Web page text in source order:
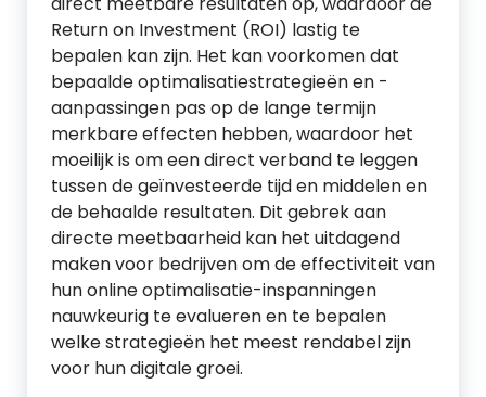
Return on Investment (ROI) lastig te
bepalen kan zijn. Het kan voorkomen dat
bepaalde optimalisatiestrategieën en -
aanpassingen pas op de lange termijn
merkbare effecten hebben, waardoor het
moeilijk is om een direct verband te leggen
tussen de geïnvesteerde tijd en middelen en
de behaalde resultaten. Dit gebrek aan
directe meetbaarheid kan het uitdagend
maken voor bedrijven om de effectiviteit van
hun online optimalisatie-inspanningen
nauwkeurig te evalueren en te bepalen
welke strategieën het meest rendabel zijn
voor hun digitale groei.